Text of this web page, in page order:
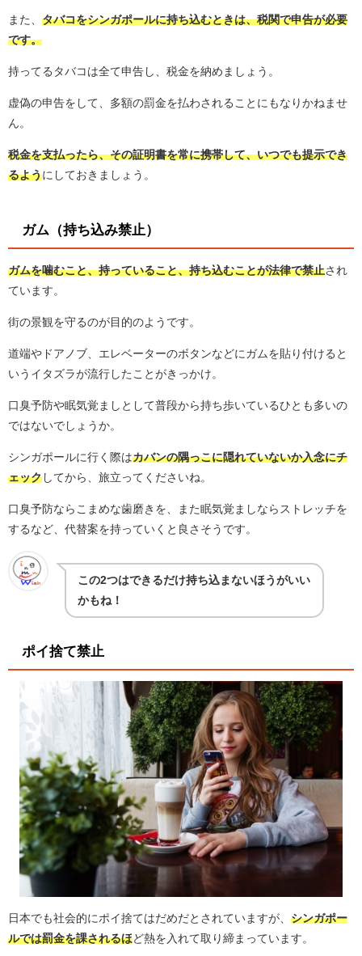
また、 タバコをシンガポールに持ち込むときは、税関で申告が必要
です。
持ってるタバコは全て申告し、税金を納めましょう。
虚偽の申告をして、多額の罰金を払わされることにもなりかねませ
ん。
税金を支払ったら、その証明書を常に携帯して、いつでも提示でき
るようにしておきましょう。
ガム（持ち込み禁止）
ガムを噛むこと、持っていること、持ち込むことが法律で禁止され
ています。
街の景観を守るのが目的のようです。
道端やドアノブ、エレベーターのボタンなどにガムを貼り付けると
いうイタズラが流行したことがきっかけ。
口臭予防や眠気覚ましとして普段から持ち歩いているひとも多いの
ではないでしょうか。
シンガポールに行く際はカバンの隅っこに隠れていないか入念にチ
ェック してから、旅立ってくださいね。
口臭予防ならこまめな歯磨きを、また眠気覚ましならストレッチを
するなど、代替案を持っていくと良さそうです。
この2つはできるだけ持ち込まないほうがいい
かもね！
ポイ捨て禁止
日本でも社会的にポイ捨てはだめだとされていますが、 シンガポー
ルでは罰金を課されるほど熱を入れて取り締まっています。